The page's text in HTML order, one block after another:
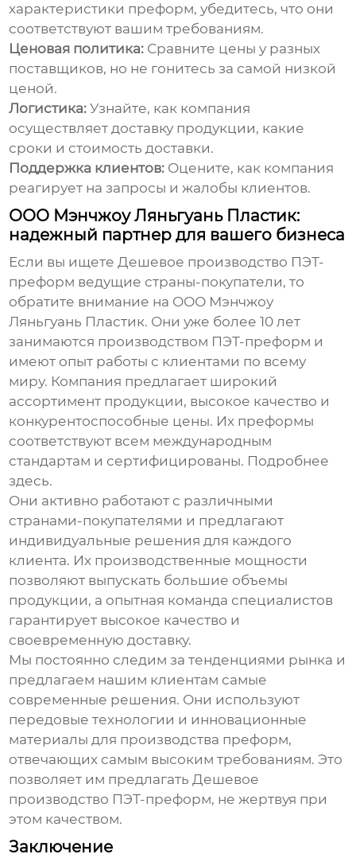
характеристики преформ, убедитесь, что они
соответствуют вашим требованиям.
Ценовая политика: Сравните цены у разных
поставщиков, но не гонитесь за самой низкой
ценой.
Логистика: Узнайте, как компания
осуществляет доставку продукции, какие
сроки и стоимость доставки.
Поддержка клиентов: Оцените, как компания
реагирует на запросы и жалобы клиентов.
ООО Мэнчжоу Ляньгуань Пластик:
надежный партнер для вашего бизнеса
Если вы ищетеДешевое производство ПЭТ-
преформ ведущие страны-покупатели, то
обратите внимание на ООО Мэнчжоу
Ляньгуань Пластик. Они уже более 10 лет
занимаются производством ПЭТ-преформ и
имеют опыт работы с клиентами по всему
миру. Компания предлагает широкий
ассортимент продукции, высокое качество и
конкурентоспособные цены. Их преформы
соответствуют всем международным
стандартам и сертифицированы. Подробнее
здесь.
Они активно работают с различными
странами-покупателями и предлагают
индивидуальные решения для каждого
клиента. Их производственные мощности
позволяют выпускать большие объемы
продукции, а опытная команда специалистов
гарантирует высокое качество и
своевременную доставку.
Мы постоянно следим за тенденциями рынка и
предлагаем нашим клиентам самые
современные решения. Они используют
передовые технологии и инновационные
материалы для производства преформ,
отвечающих самым высоким требованиям. Это
позволяет им предлагатьДешевое
производство ПЭТ-преформ, не жертвуя при
этом качеством.
Заключение